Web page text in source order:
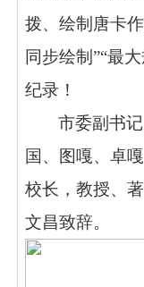
拨、绘制唐卡
同步绘制”“最
纪录！
市委副书
国、图嘎、卓
校长，教授、
文昌致辞。